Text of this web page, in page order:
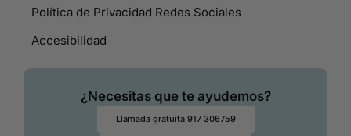
Política de Privacidad Redes Sociales
Accesibilidad
¿Necesitas que te ayudemos?
Llamada gratuita 917 306759